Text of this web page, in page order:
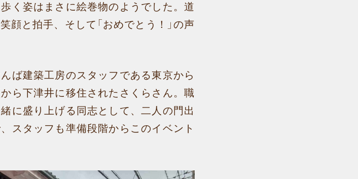
く姿はまさに絵巻物のようでした。道
顔と拍手、そして「おめでとう！」の声
ば建築工房のスタッフである東京から
ら下津井に移住されたさくらさん。職
に盛り上げる同志として、二人の門出
スタッフも準備段階からこのイベント